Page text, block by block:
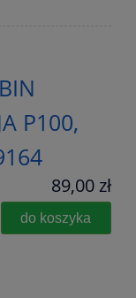
P100,
89,00 zł
do koszyka